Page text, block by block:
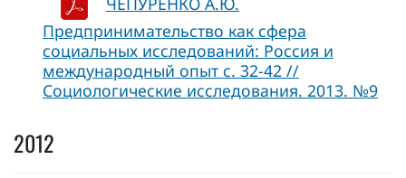
Предпринимательство как сфера
социальных исследований: Россия и
международный опыт с. 32-42 //
Социологические исследования. 2013. №9
2012